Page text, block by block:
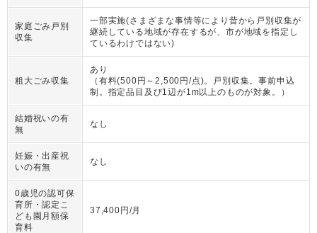
家庭ごみ戸別
収集
一部実施(さまざまな事情等により昔から戸別収集が
継続している地域が存在するが、市が地域を指定し
ているわけではない)
粗大ごみ収集
あり
（ 有料(500円～2,500円/点)。戸別収集。事前申込
制。指定品目及び1辺が1m以上のものが対象。
）
結婚祝いの有
無
なし
妊娠・出産祝
いの有無
なし
0歳児の認可保
育所・認定こ
ども園月額保
育料
37,400円/月